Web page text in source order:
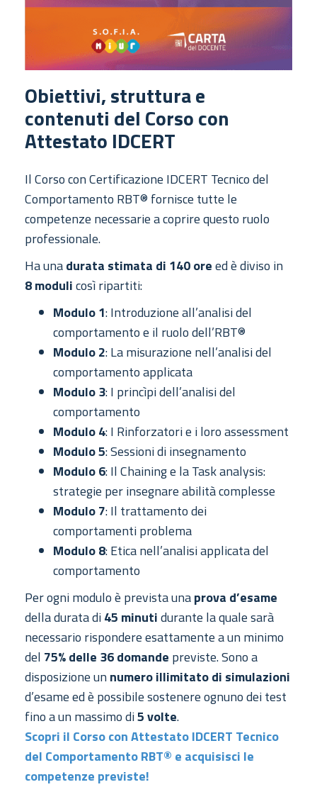
Obiettivi, struttura e
contenuti del Corso con
Attestato IDCERT
Il Corso con Certificazione IDCERT Tecnico del
Comportamento RBT® fornisce tutte le
competenze necessarie a coprire questo ruolo
professionale.
Ha unadurata stimata di 140 oreed è diviso in
8 modulicosì ripartiti:
Modulo 1: Introduzione all’analisi del
comportamento e il ruolo dell’RBT®
Modulo 2: La misurazione nell’analisi del
comportamento applicata
Modulo 3: I princìpi dell’analisi del
comportamento
Modulo 4: I Rinforzatori e i loro assessment
Modulo 5: Sessioni di insegnamento
Modulo 6: Il Chaining e la Task analysis:
strategie per insegnare abilità complesse
Modulo 7: Il trattamento dei
comportamenti problema
Modulo 8: Etica nell’analisi applicata del
comportamento
Per ogni modulo è prevista unaprova d’esame
della durata di45 minutidurante la quale sarà
necessario rispondere esattamente a un minimo
del 75% delle 36 domande previste. Sono a
disposizione un numero illimitato di simulazioni
d’esame ed è possibile sostenere ognuno dei test
fino a un massimo di5 volte.
Scopri il Corso con Attestato IDCERT Tecnico
del Comportamento RBT® e acquisisci le
competenze previste!